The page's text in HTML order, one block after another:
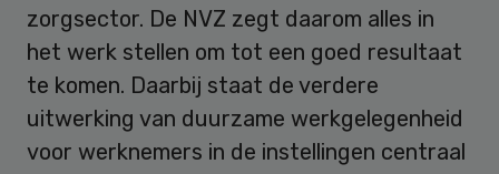
zorgsector. De NVZ zegt daarom alles in
het werk stellen om tot een goed resultaat
te komen. Daarbij staat de verdere
uitwerking van duurzame werkgelegenheid
voor werknemers in de instellingen centraal